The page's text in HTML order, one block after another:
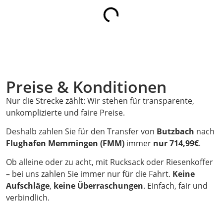
Preise & Konditionen
Nur die Strecke zählt: Wir stehen für transparente,
unkomplizierte und faire Preise.
Deshalb zahlen Sie für den Transfer von Butzbach nach
Flughafen Memmingen (FMM) immer nur 714,99€.
Ob alleine oder zu acht, mit Rucksack oder Riesenkoffer
– bei uns zahlen Sie immer nur für die Fahrt. Keine
Aufschläge, keine Überraschungen. Einfach, fair und
verbindlich.